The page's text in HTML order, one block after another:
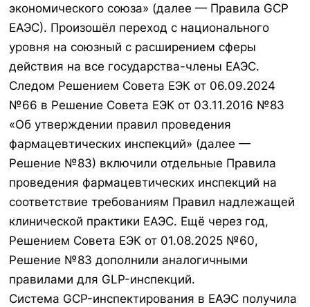
экономического союза» (далее — Правила GCP
ЕАЭС). Произошёл переход с национального
уровня на союзный с расширением сферы
действия на все государства-члены ЕАЭС.
Следом Решением Совета ЕЭК от 06.09.2024
№66 в Решение Совета ЕЭК от 03.11.2016 №83
«Об утверждении правил проведения
фармацевтических инспекций» (далее —
Решение №83) включили отдельные Правила
проведения фармацевтических инспекций на
соответствие требованиям Правил надлежащей
клинической практики ЕАЭС. Ещё через год,
Решением Совета ЕЭК от 01.08.2025 №60,
Решение №83 дополнили аналогичными
правилами для GLP-инспекций.
Система GCP-инспектирования в ЕАЭС получила